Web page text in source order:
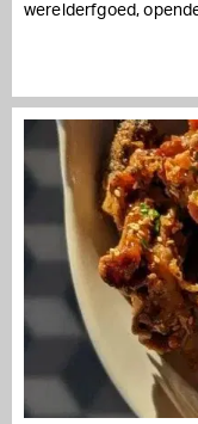
werelderfgoed,